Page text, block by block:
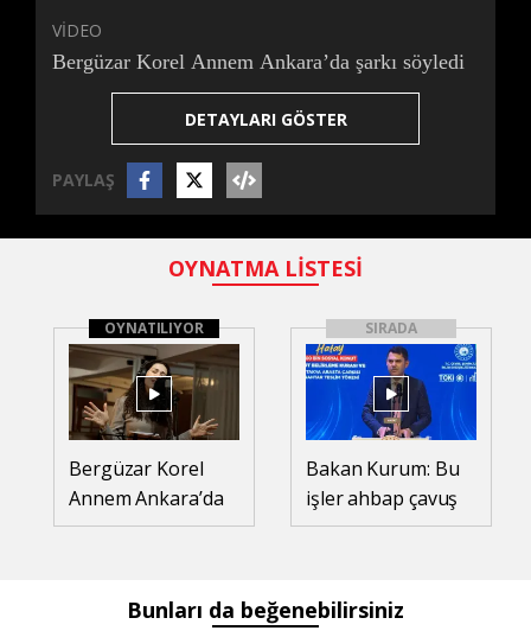
VİDEO
Bergüzar Korel Annem Ankara’da şarkı söyledi
DETAYLARI GÖSTER
PAYLAŞ
OYNATMA LİSTESİ
OYNATILIYOR
Bergüzar Korel
Annem Ankara’da
şarkı söyledi
SIRADA
Bakan Kurum: Bu
işler ahbap çavuş
ilişkisiyle yürümez
Bunları da beğenebilirsiniz